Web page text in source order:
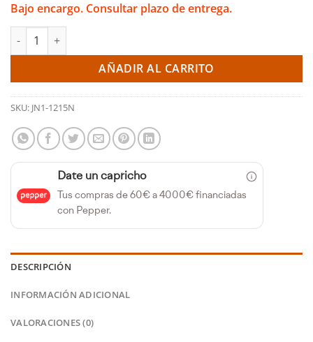
Bajo encargo. Consultar plazo de entrega.
x20 Tuercas de acero forjado M12x1.50. Modelo largo. Neo
AÑADIR AL CARRITO
SKU: JN1-1215N
Date un capricho
Tus compras de 60€ a 4000€ financiadas
con Pepper.
DESCRIPCIÓN
INFORMACIÓN ADICIONAL
VALORACIONES (0)